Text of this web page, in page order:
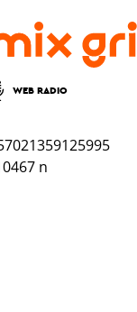
WEB RADIO